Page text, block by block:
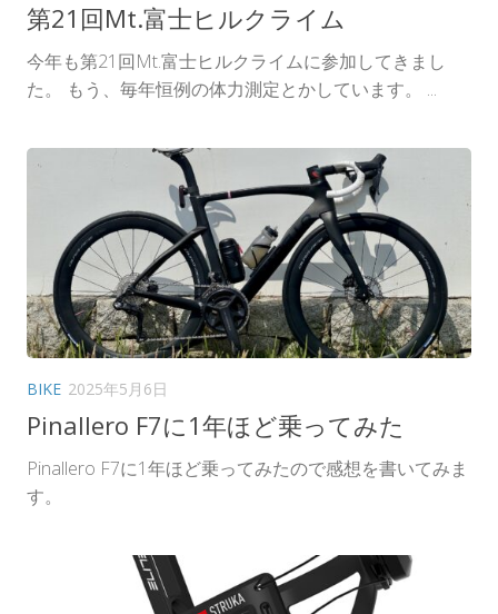
第21回Mt.富士ヒルクライム
今年も第21回Mt.富士ヒルクライムに参加してきまし
た。 もう、毎年恒例の体力測定とかしています。 ...
BIKE 2025年5月6日
Pinallero F7に1年ほど乗ってみた
Pinallero F7に1年ほど乗ってみたので感想を書いてみま
す。